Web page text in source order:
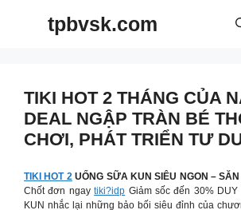
tpbvsk.com
TIKI HOT 2 THÁNG CỦA
DEAL NGẬP TRÀN BÉ
CHƠI, PHÁT TRIỂN TƯ
TIKI HOT 2UỐNG SỮA KUN SIÊU NGON –
Chốt đơn ngaytiki?idp Giảm sốc đến 30%
KUN nhắc lại những bảo bối siêu đỉnh của